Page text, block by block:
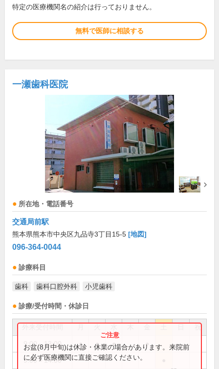
特定の医療機関名の紹介は行っておりません。
無料で医師に相談する
一瀬歯科医院
所在地・電話番号
交通局前駅
熊本県熊本市中央区九品寺3丁目15-5 [地図]
096-364-0044
診療科目
歯科 歯科口腔外科 小児歯科
診療/受付時間・休診日
祝
9:00～13:00 ● ● ● ●
9:00～14:00
お盆(8月中旬)は休診・休業の場合があります。来院前
に必ず医療機関に直接ご確認ください。